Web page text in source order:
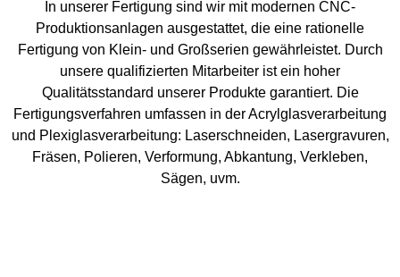
In unserer Fertigung sind wir mit modernen CNC-
Produktionsanlagen ausgestattet, die eine rationelle
Fertigung von Klein- und Großserien gewährleistet. Durch
unsere qualifizierten Mitarbeiter ist ein hoher
Qualitätsstandard unserer Produkte garantiert. Die
Fertigungsverfahren umfassen in der Acrylglasverarbeitung
und Plexiglasverarbeitung: Laserschneiden, Lasergravuren,
Fräsen, Polieren, Verformung, Abkantung, Verkleben,
Sägen, uvm.